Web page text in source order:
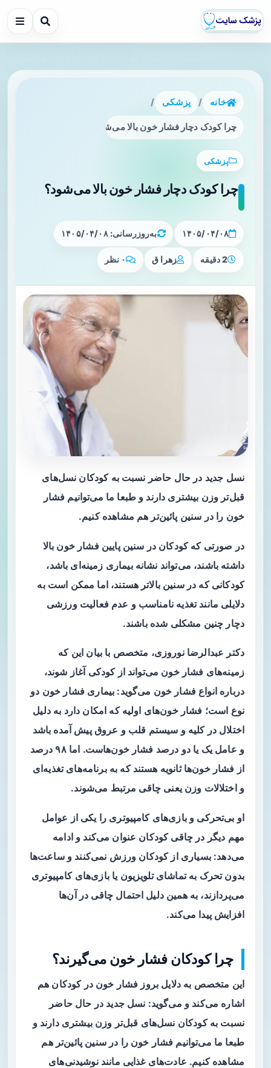
خانه / پزشکی /
چرا کودک دچار فشار خون بالا می‌شود؟
پزشکی
چرا کودک دچار فشار خون بالا می‌شود؟
۱۴۰۵/۰۴/۰۸ به‌روزرسانی: ۱۴۰۵/۰۴/۰۸
2 دقیقه زهرا ق ۰ نظر
نسل‌ جدید در حال حاضر نسبت به کودکان نسل‌های
قبل‌تر وزن بیشتری دارند و طبعا ما می‌توانیم فشار
خون را در سنین پائین‌تر هم مشاهده کنیم.
در صورتی که کودکان در سنین پایین فشار خون بالا
داشته باشند، می‌تواند نشانه بیماری زمینه‌ای باشد،
کودکانی که در سنین بالاتر هستند، اما ممکن است به
دلایلی مانند تغذیه نامناسب و عدم فعالیت ورزشی
دچار چنین مشکلی شده باشند.
دکتر عبدالرضا نوروزی، متخصص با بیان این که
زمینه‌های فشار خون می‌تواند از کودکی آغاز شوند،
درباره انواع فشار خون می‌گوید: بیماری فشار خون دو
نوع است؛ فشار خون‌های اولیه که امکان دارد به دلیل
اختلال در کلیه و سیستم قلب و عروق پیش آمده باشد
و عامل یک یا دو درصد فشار خون‌هاست. اما ۹۸ درصد
از فشار خون‌ها ثانویه هستند که به برنامه‌های تغذیه‌ای
و اختلالات وزن یعنی چاقی مرتبط می‌شوند.
او بی‌تحرکی و بازی‌های کامپیوتری را یکی از عوامل
مهم دیگر در چاقی کودکان عنوان می‌کند و ادامه
می‌دهد:‌ بسیاری از کودکان ورزش نمی‌کنند و ساعت‌ها
بدون تحرک به تماشای تلویزیون یا بازی‌های کامپیوتری
می‌پردازند، به همین دلیل احتمال چاقی در آن‌ها
افزایش پیدا می‌کند.
چرا کودکان فشار خون می‌گیرند؟
این متخصص به دلایل بروز فشار خون در کودکان هم
اشاره می‌کند و می‌گوید: نسل‌ جدید در حال حاضر
نسبت به کودکان نسل‌های قبل‌تر وزن بیشتری دارند و
طبعا ما می‌توانیم فشار خون را در سنین پائین‌تر هم
مشاهده کنیم. عادت‌های غذایی مانند نوشیدنی‌های